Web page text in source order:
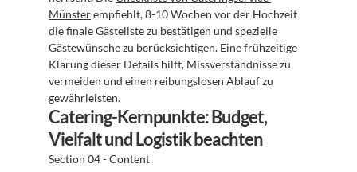
Münster empfiehlt, 8-10 Wochen vor der Hochzeit
die finale Gästeliste zu bestätigen und spezielle
Gästewünsche zu berücksichtigen. Eine frühzeitige
Klärung dieser Details hilft, Missverständnisse zu
vermeiden und einen reibungslosen Ablauf zu
gewährleisten.
Catering-Kernpunkte: Budget,
Vielfalt und Logistik beachten
Section 04 - Content